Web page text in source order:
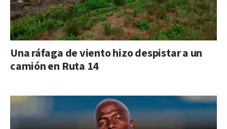
Una ráfaga de viento hizo despistar a un
camión en Ruta 14